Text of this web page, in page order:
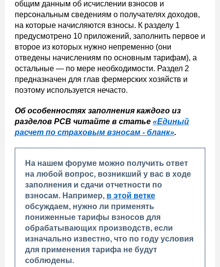
общим данным об исчислении взносов и
персональным сведениям о получателях доходов,
на которые начисляются взносы. К разделу 1
предусмотрено 10 приложений, заполнить первое и
второе из которых нужно непременно (они
отведены начислениям по основным тарифам), а
остальные — по мере необходимости. Раздел 2
предназначен для глав фермерских хозяйств и
поэтому используется нечасто.
Об особенностях заполнения каждого из
разделов РСВ читайте в статье «Единый
расчет по страховым взносам - бланк».
На нашем форуме можно получить ответ
на любой вопрос, возникший у вас в ходе
заполнения и сдачи отчетности по
взносам. Например, в этой ветке
обсуждаем, нужно ли применять
пониженные тарифы взносов для
обрабатывающих производств, если
изначально известно, что по году условия
для применения тарифа не будут
соблюдены.